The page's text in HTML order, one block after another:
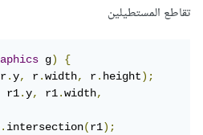
تقاطع المستطيلين
g)
{
r.y, r.width, r.height);
r1.y, r1.width,
.intersection(r1);